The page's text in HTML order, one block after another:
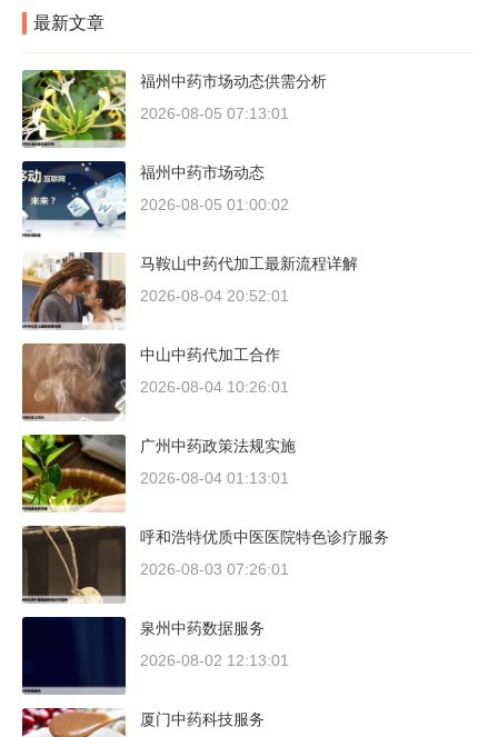
最新文章
福州中药市场动态供需分析
2026-08-05 07:13:01
福州中药市场动态
2026-08-05 01:00:02
马鞍山中药代加工最新流程详解
2026-08-04 20:52:01
中山中药代加工合作
2026-08-04 10:26:01
广州中药政策法规实施
2026-08-04 01:13:01
呼和浩特优质中医医院特色诊疗服务
2026-08-03 07:26:01
泉州中药数据服务
2026-08-02 12:13:01
厦门中药科技服务